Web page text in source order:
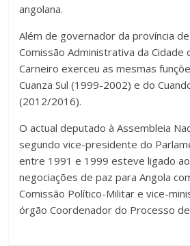
angolana.
Além de governador da província
Comissão Administrativa da Cidade
Carneiro exerceu as mesmas
Cuanza Sul (1999-2002) e do
(2012/2016).
O actual deputado à Assembleia
segundo vice-presidente do
entre 1991 e 1999 esteve ligado
negociações de paz para Angola
Comissão Político-Militar e vice-
órgão Coordenador do Processo